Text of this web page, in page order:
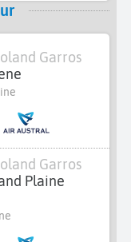
Garros
Garros
Plaine